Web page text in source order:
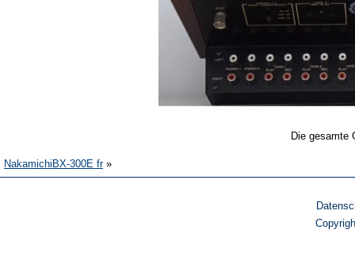
Die gesamte
NakamichiBX-300E fr»